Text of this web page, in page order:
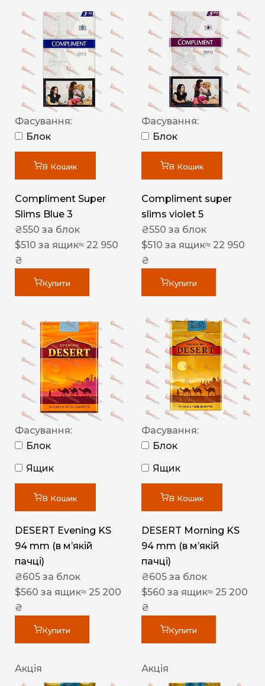
Фасування:
Блок
В Кошик
Compliment Super
Slims Blue 3
₴550 за блок
$510 за ящик≈ 22 950
₴
Купити
Фасування:
Блок
В Кошик
Compliment super
slims violet 5
₴550 за блок
$510 за ящик≈ 22 950
₴
Купити
Фасування:
Блок
Ящик
В Кошик
DESERT Evening KS
94 mm (в мʼякій
пачці)
₴605 за блок
$560 за ящик≈ 25 200
₴
Купити
Фасування:
Блок
Ящик
В Кошик
DESERT Morning KS
94 mm (в мʼякій
пачці)
₴605 за блок
$560 за ящик≈ 25 200
₴
Купити
Акція Акція